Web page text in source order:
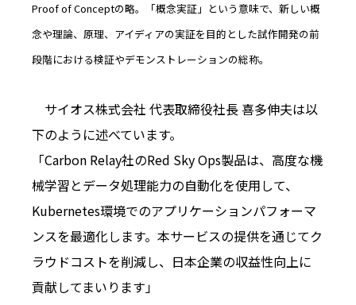
Proof of Conceptの略。「概念実証」という意味で、新しい概
念や理論、原理、アイディアの実証を目的とした試作開発の前
段階における検証やデモンストレーションの総称。
サイオス株式会社 代表取締役社長 喜多伸夫は以
下のように述べています。
「Carbon Relay社のRed Sky Ops製品は、高度な機
械学習とデータ処理能力の自動化を使用して、
Kubernetes環境でのアプリケーションパフォーマ
ンスを最適化します。本サービスの提供を通じてク
ラウドコストを削減し、日本企業の収益性向上に
貢献してまいります」